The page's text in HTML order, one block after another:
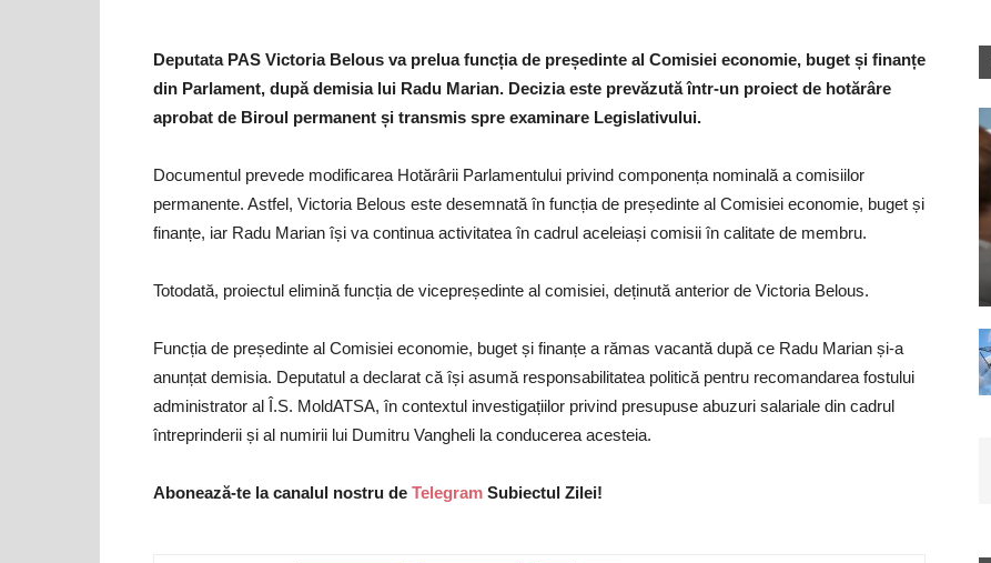
Deputata PAS Victoria Belous va prelua funcția de președinte al Comisiei economie, buget și finanțe
din Parlament, după demisia lui Radu Marian. Decizia este prevăzută într-un proiect de hotărâre
aprobat de Biroul permanent și transmis spre examinare Legislativului.
Documentul prevede modificarea Hotărârii Parlamentului privind componența nominală a comisiilor
permanente. Astfel, Victoria Belous este desemnată în funcția de președinte al Comisiei economie, buget și
finanțe, iar Radu Marian își va continua activitatea în cadrul aceleiași comisii în calitate de membru.
Totodată, proiectul elimină funcția de vicepreședinte al comisiei, deținută anterior de Victoria Belous.
Funcția de președinte al Comisiei economie, buget și finanțe a rămas vacantă după ce Radu Marian și-a
anunțat demisia. Deputatul a declarat că își asumă responsabilitatea politică pentru recomandarea fostului
administrator al Î.S. MoldATSA, în contextul investigațiilor privind presupuse abuzuri salariale din cadrul
întreprinderii și al numirii lui Dumitru Vangheli la conducerea acesteia.
Abonează-te la canalul nostru de Telegram Subiectul Zilei!